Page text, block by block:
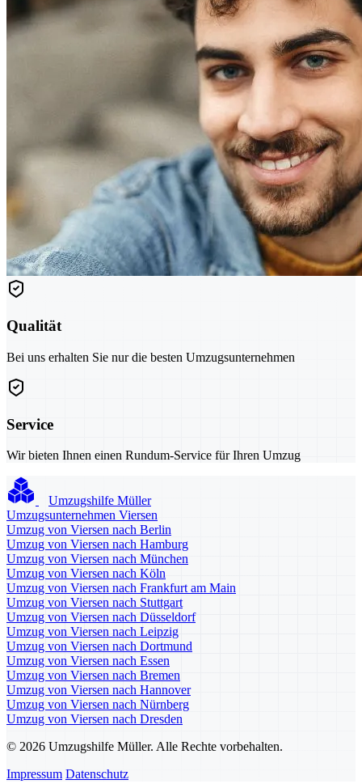
Qualität
Bei uns erhalten Sie nur die besten Umzugsunternehmen
Service
Wir bieten Ihnen einen Rundum-Service für Ihren Umzug
Umzugshilfe Müller
Umzugsunternehmen Viersen
Umzug von Viersen nach Berlin
Umzug von Viersen nach Hamburg
Umzug von Viersen nach München
Umzug von Viersen nach Köln
Umzug von Viersen nach Frankfurt am Main
Umzug von Viersen nach Stuttgart
Umzug von Viersen nach Düsseldorf
Umzug von Viersen nach Leipzig
Umzug von Viersen nach Dortmund
Umzug von Viersen nach Essen
Umzug von Viersen nach Bremen
Umzug von Viersen nach Hannover
Umzug von Viersen nach Nürnberg
Umzug von Viersen nach Dresden
© 2026 Umzugshilfe Müller. Alle Rechte vorbehalten.
Impressum Datenschutz